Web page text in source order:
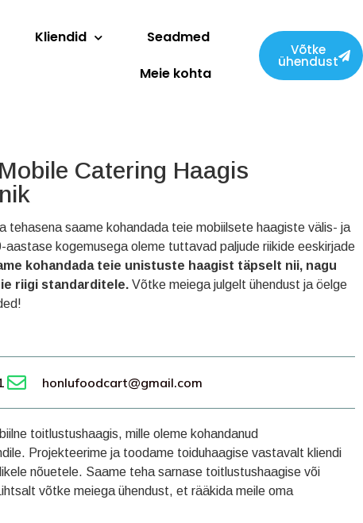
Kliendid
Seadmed
Meie kohta
Võtke
ühendust
Catering Haagis
tehasena saame kohandada teie mobiilsete haagiste välis- ja
aastase kogemusega oleme tuttavad paljude riikide eeskirjade
kohandada teie unistuste haagist täpselt nii, nagu
riigi standarditele. Võtke meiega julgelt ühendust ja öelge
honlufoodcart@gmail.com
toitlustushaagis, mille oleme kohandanud
Projekteerime ja toodame toiduhaagise vastavalt kliendi
nõuetele. Saame teha sarnase toitlustushaagise või
võtke meiega ühendust, et rääkida meile oma